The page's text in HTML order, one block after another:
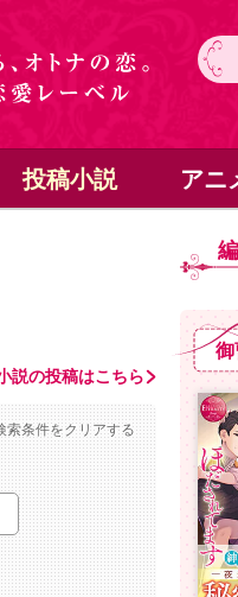
投稿小説 アニ
説の投稿はこちら
索条件をクリアする